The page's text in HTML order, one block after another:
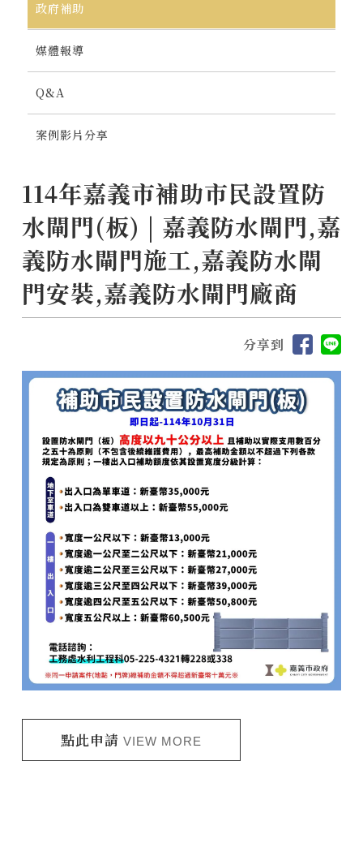
政府補助
媒體報導
Q&A
案例影片分享
114年嘉義市補助市民設置防
水閘門(板) | 嘉義防水閘門,嘉
義防水閘門施工,嘉義防水閘
門安裝,嘉義防水閘門廠商
分享到
點此申請 VIEW MORE